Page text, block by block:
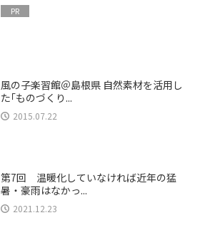
PR
風の子楽習館＠島根県 自然素材を活用し
た｢ものづくり...
2015.07.22
第7回 温暖化していなければ近年の猛
暑・豪雨はなかっ...
2021.12.23